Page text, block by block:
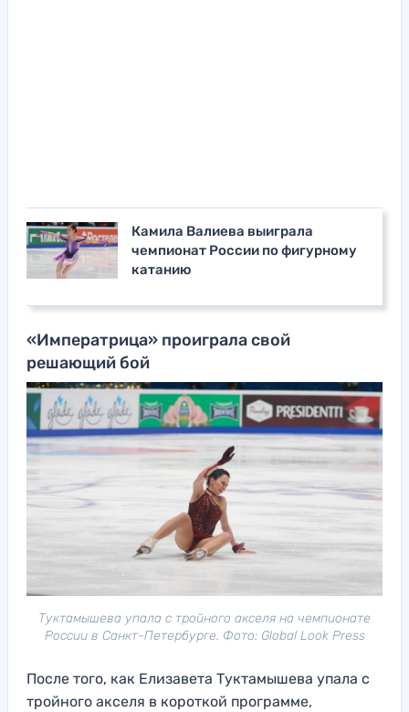
Камила Валиева выиграла
чемпионат России по фигурному
катанию
«Императрица» проиграла свой
решающий бой
Туктамышева упала с тройного акселя на чемпионате
России в Санкт-Петербурге. Фото: Global Look Press
После того, как Елизавета Туктамышева упала с
тройного акселя в короткой программе,